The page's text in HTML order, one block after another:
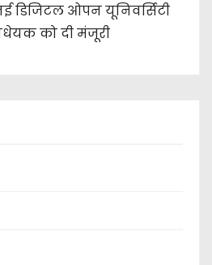
डिजिटल ओपन यूनिवर्सिटी
को दी मंजूरी